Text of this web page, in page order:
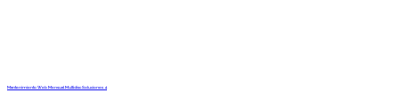
Mantenimiento Web Mensual Multidisc Soluciones 4